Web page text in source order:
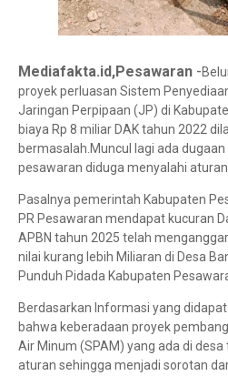
Mediafakta.id,Pesawaran -
proyek perluasan Sistem
Jaringan Perpipaan (JP) di
biaya Rp 8 miliar DAK tahun 2022
bermasalah.Muncul lagi ada
pesawaran diduga menyalahi aturan.
Pasalnya pemerintah Kabupaten
PR Pesawaran mendapat kucuran
APBN tahun 2025 telah
nilai kurang lebih Miliaran di Desa
Punduh Pidada Kabupaten
Berdasarkan Informasi yang
bahwa keberadaan proyek
Air Minum (SPAM) yang ada di
aturan sehingga menjadi sorotan